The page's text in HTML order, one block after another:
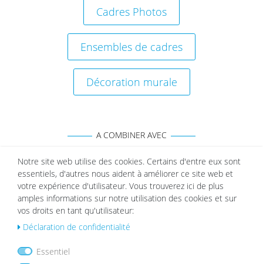
Cadres Photos
Ensembles de cadres
Décoration murale
A COMBINER AVEC
List
e de
sou
hait
Cadre Photo Modern Basic Collectione Blanc
Notre site web utilise des cookies. Certains d'entre eux sont
essentiels, d'autres nous aident à améliorer ce site web et
votre expérience d'utilisateur. Vous trouverez ici de plus
amples informations sur notre utilisation des cookies et sur
vos droits en tant qu'utilisateur:
Déclaration de confidentialité
Essentiel